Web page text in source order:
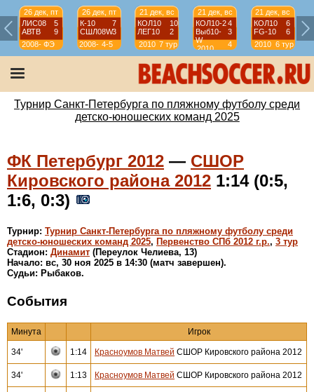
26 дек, пт
ЛИС08
5
АВТВ
9
2008-
2009
ФЭ
26 дек, пт
К-10
7
СШЛ08W3
2008-
2009
4-5
21 дек, вс
КОЛ10
10
ЛЕГ10
2
2010 7 тур
21 дек, вс
КОЛ10-24
Выб10-
W
3
2010
4
тур
21 дек, вс
КОЛ10
6
FG-10
6
2010 6 тур
Турнир Санкт-Петербурга по пляжному футболу среди
детско-юношеских команд 2025
ФК Петербург 2012 — СШОР
Кировского района 2012 1:14 (0:5,
1:6, 0:3)
Турнир: Турнир Санкт-Петербурга по пляжному футболу среди
детско-юношеских команд 2025, Первенство СПб 2012 г.р., 3 тур
Стадион: Динамит (Переулок Челиева, 13)
Начало: вс, 30 ноя 2025 в 14:30 (матч завершен).
Судьи: Рыбаков.
События
Минута Игрок
34' 1:14 Красноумов Матвей СШОР Кировского района 2012
34' 1:13 Красноумов Матвей СШОР Кировского района 2012